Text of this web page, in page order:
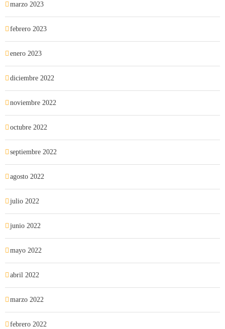
marzo 2023
febrero 2023
enero 2023
diciembre 2022
noviembre 2022
octubre 2022
septiembre 2022
agosto 2022
julio 2022
junio 2022
mayo 2022
abril 2022
marzo 2022
febrero 2022